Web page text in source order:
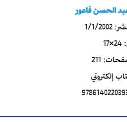
الحسن فاعور
1/1/2002
24×17
211
إلكتروني